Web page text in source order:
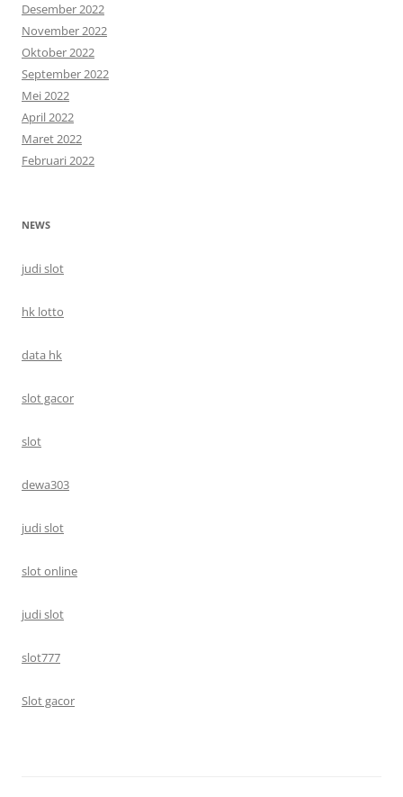
Desember 2022
November 2022
Oktober 2022
September 2022
Mei 2022
April 2022
Maret 2022
Februari 2022
NEWS
judi slot
hk lotto
data hk
slot gacor
slot
dewa303
judi slot
slot online
judi slot
slot777
Slot gacor